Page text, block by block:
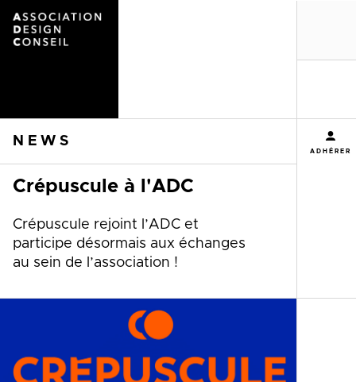
ADHÉRER
NEWS
Crépuscule à l'ADC
Crépuscule rejoint l’ADC et
participe désormais aux échanges
au sein de l’association !